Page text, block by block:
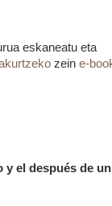
eskaneatu eta
zein e-
y el después de un